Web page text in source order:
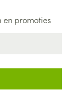
en promoties